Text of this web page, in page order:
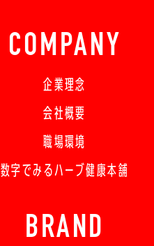
COMPANY
企業理念
会社概要
職場環境
数字でみるハーブ健康本舗
BRAND